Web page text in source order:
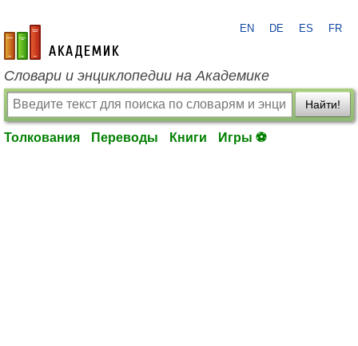
academic.ru
EN DE ES FR
Словари и энциклопедии на Академике
Найти!
Толкования Переводы Книги Игры ⚽